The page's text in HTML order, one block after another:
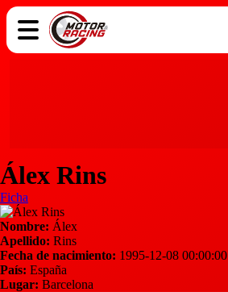
Álex Rins
Ficha
Nombre: Álex
Apellido: Rins
Fecha de nacimiento: 1995-12-08 00:00:00
País: España
Lugar: Barcelona